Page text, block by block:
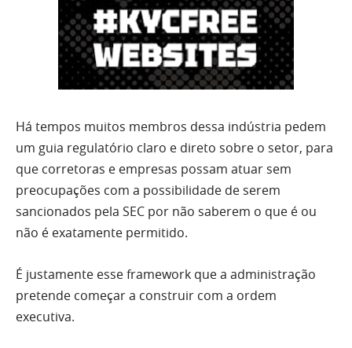
Há tempos muitos membros dessa indústria pedem
um guia regulatório claro e direto sobre o setor, para
que corretoras e empresas possam atuar sem
preocupações com a possibilidade de serem
sancionados pela SEC por não saberem o que é ou
não é exatamente permitido.
É justamente esse framework que a administração
pretende começar a construir com a ordem
executiva.